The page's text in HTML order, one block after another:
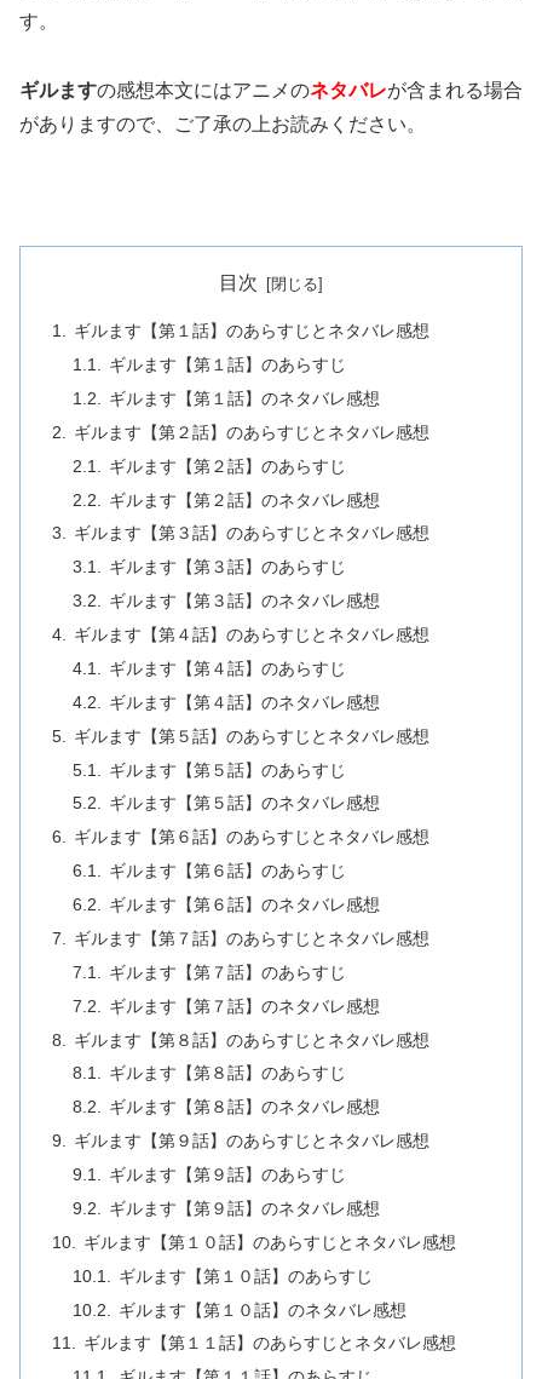
す。
ギルますの感想本文にはアニメのネタバレが含まれる場合
がありますので、ご了承の上お読みください。
目次
ギルます【第１話】のあらすじとネタバレ感想
ギルます【第１話】のあらすじ
ギルます【第１話】のネタバレ感想
ギルます【第２話】のあらすじとネタバレ感想
ギルます【第２話】のあらすじ
ギルます【第２話】のネタバレ感想
ギルます【第３話】のあらすじとネタバレ感想
ギルます【第３話】のあらすじ
ギルます【第３話】のネタバレ感想
ギルます【第４話】のあらすじとネタバレ感想
ギルます【第４話】のあらすじ
ギルます【第４話】のネタバレ感想
ギルます【第５話】のあらすじとネタバレ感想
ギルます【第５話】のあらすじ
ギルます【第５話】のネタバレ感想
ギルます【第６話】のあらすじとネタバレ感想
ギルます【第６話】のあらすじ
ギルます【第６話】のネタバレ感想
ギルます【第７話】のあらすじとネタバレ感想
ギルます【第７話】のあらすじ
ギルます【第７話】のネタバレ感想
ギルます【第８話】のあらすじとネタバレ感想
ギルます【第８話】のあらすじ
ギルます【第８話】のネタバレ感想
ギルます【第９話】のあらすじとネタバレ感想
ギルます【第９話】のあらすじ
ギルます【第９話】のネタバレ感想
ギルます【第１０話】のあらすじとネタバレ感想
ギルます【第１０話】のあらすじ
ギルます【第１０話】のネタバレ感想
ギルます【第１１話】のあらすじとネタバレ感想